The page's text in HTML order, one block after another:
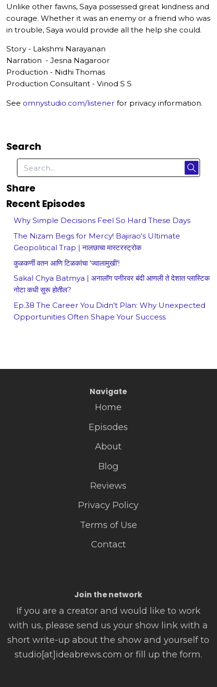
Unlike other fawns, Saya possessed great kindness and
courage. Whether it was an enemy or a friend who was
in trouble, Saya would provide all the help she could.
Story - Lakshmi Narayanan
Narration - Jesna Nagaroor
Production - Nidhi Thomas
Production Consultant - Vinod S S
See omnystudio.com/listener for privacy information.
Search
Share
Recent Episodes
Why Simple Decisions Feel So Hard These Days
The Nizam Begs for Mercy! Bajirao's Ultimate
Geopolitical Trap | नालछाचा मास्टरस्ट्रोक
कुळकर्णी वतन आणि टिळकांचा 'ज्वालामुखी'!
Sakal Chya Batmya | अनालॉग पनीरवर बंदी आणली ते देशात प्लास्टिक
नोटा कधी सुरू होतील?
Ep.38 The Career You Didn't Plan: Why Unexpected
Opportunities Often Shape Your Success
Navigate
Home
Episodes
About
Blog
Reviews
Privacy Policy
Terms of Use
Contact
Join the network
If you are a creator and would like to work
with us, please send us your show link with a
short write-up about the show and yourself to
studio[at]ideabrews.com or fill up the form.